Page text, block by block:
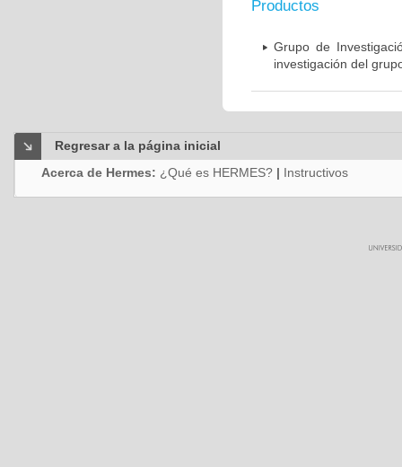
Productos
Grupo de
investigación del
Regresar a la página inicial
Acerca de Hermes: ¿Qué es HERMES? | Instructivos